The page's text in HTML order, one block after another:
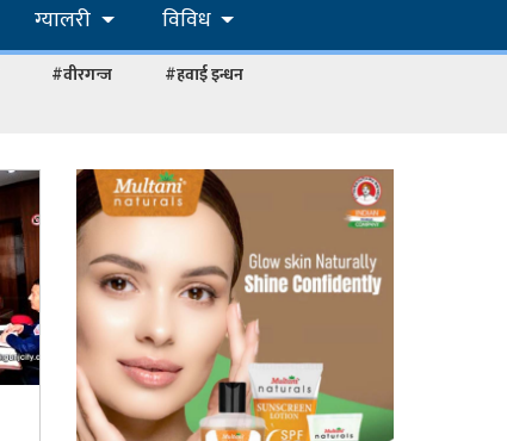
ग्यालरी विविध
#वीरगन्ज
#हवाई इन्धन